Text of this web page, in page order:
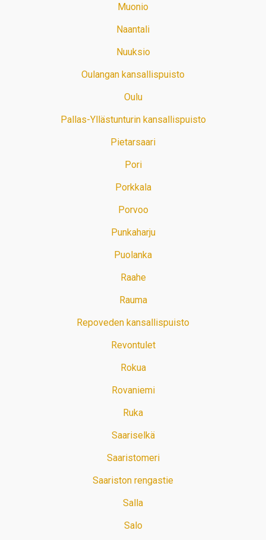
Muonio
Naantali
Nuuksio
Oulangan kansallispuisto
Oulu
Pallas-Yllästunturin kansallispuisto
Pietarsaari
Pori
Porkkala
Porvoo
Punkaharju
Puolanka
Raahe
Rauma
Repoveden kansallispuisto
Revontulet
Rokua
Rovaniemi
Ruka
Saariselkä
Saaristomeri
Saariston rengastie
Salla
Salo